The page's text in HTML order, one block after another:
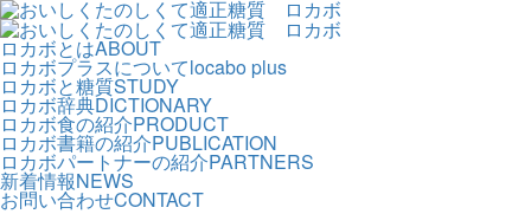
ロカボとはABOUT
ロカボプラスについてlocabo plus
ロカボと糖質STUDY
ロカボ辞典DICTIONARY
ロカボ食の紹介PRODUCT
ロカボ書籍の紹介PUBLICATION
ロカボパートナーの紹介PARTNERS
新着情報NEWS
お問い合わせCONTACT